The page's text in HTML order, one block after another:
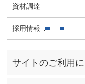
資材調達
採用情報
サイトのご利用